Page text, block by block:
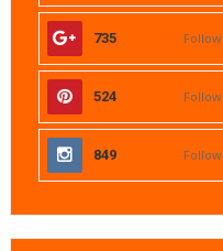
735 Follow
524 Follow
849 Follow